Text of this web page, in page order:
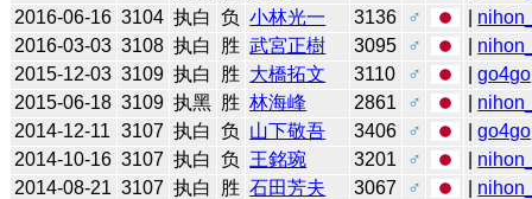
2016-06-16 3104 执白 负 小林光一 3136 ♂
2016-03-03 3108 执白 胜 武宮正樹 3095 ♂
2015-12-03 3109 执白 胜 大橋拓文 3110 ♂ |go4go
2015-06-18 3109 执黑 胜 林海峰 2861 ♂
2014-12-11 3107 执白 负 山下敬吾 3406 ♂ |go4go
2014-10-16 3107 执白 负 王銘琬 3201 ♂
2014-08-21 3107 执白 胜 石田芳夫 3067 ♂